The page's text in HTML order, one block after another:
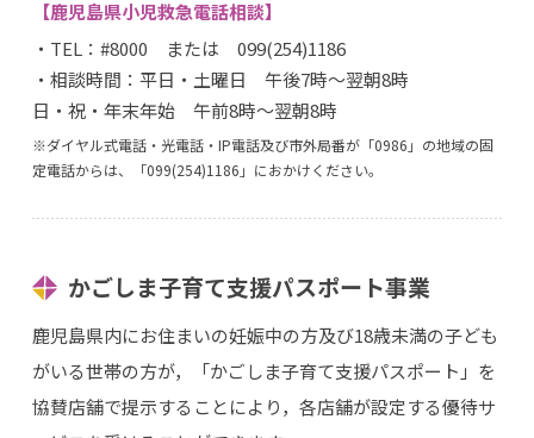
【鹿児島県小児救急電話相談】
・TEL：#8000 または 099(254)1186
・相談時間：平日・土曜日 午後7時〜翌朝8時
日・祝・年末年始 午前8時～翌朝8時
※ダイヤル式電話・光電話・IP電話及び市外局番が「0986」の地域の固
定電話からは、「099(254)1186」におかけください。
かごしま子育て支援パスポート事業
鹿児島県内にお住まいの妊娠中の方及び18歳未満の子ども
がいる世帯の方が，「かごしま子育て支援パスポート」を
協賛店舗で提示することにより，各店舗が設定する優待サ